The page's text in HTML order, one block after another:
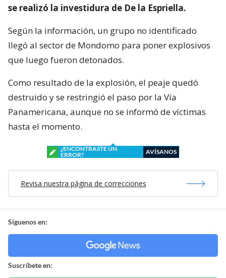
se realizó la investidura de De la Espriella.
Según la información, un grupo no identificado
llegó al sector de Mondomo para poner explosivos
que luego fueron detonados.
Como resultado de la explosión, el peaje quedó
destruido y se restringió el paso por la Vía
Panamericana, aunque no se informó de víctimas
hasta el momento.
¿ENCONTRASTE UN
ERROR?
AVÍSANOS
Revisa nuestra página de correcciones
Síguenos en:
Suscríbete en: